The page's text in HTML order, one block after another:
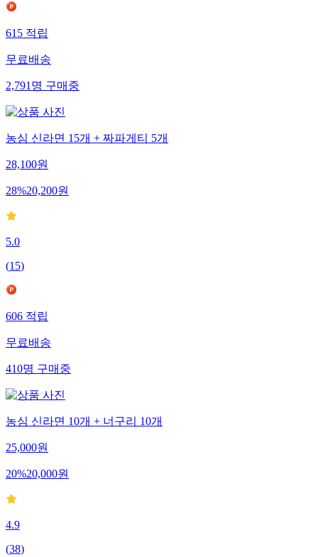
615적립
무료배송
2,791명구매중
농심 신라면 15개 + 짜파게티 5개
28,100원
28%20,200원
5.0
(15)
606적립
무료배송
410명구매중
농심 신라면 10개 + 너구리 10개
25,000원
20%20,000원
4.9
(38)